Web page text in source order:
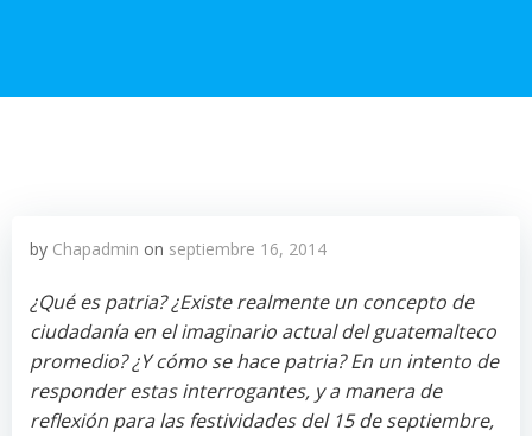
by Chapadmin on septiembre 16, 2014
¿Qué es patria? ¿Existe realmente un concepto de
ciudadanía en el imaginario actual del guatemalteco
promedio? ¿Y cómo se hace patria? En un intento de
responder estas interrogantes, y a manera de
reflexión para las festividades del 15 de septiembre,